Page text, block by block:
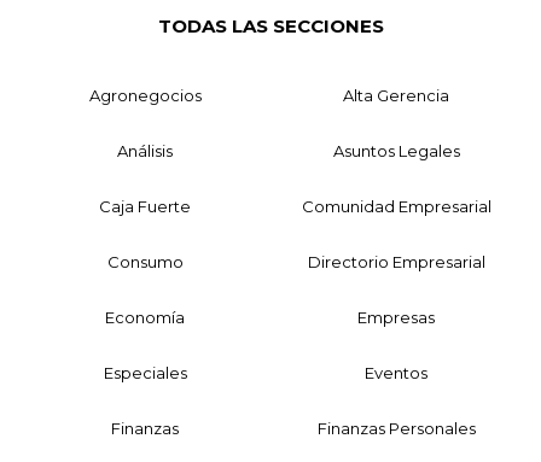
TODAS LAS SECCIONES
Agronegocios Alta Gerencia
Análisis Asuntos Legales
Caja Fuerte Comunidad Empresarial
Consumo Directorio Empresarial
Economía Empresas
Especiales Eventos
Finanzas Finanzas Personales